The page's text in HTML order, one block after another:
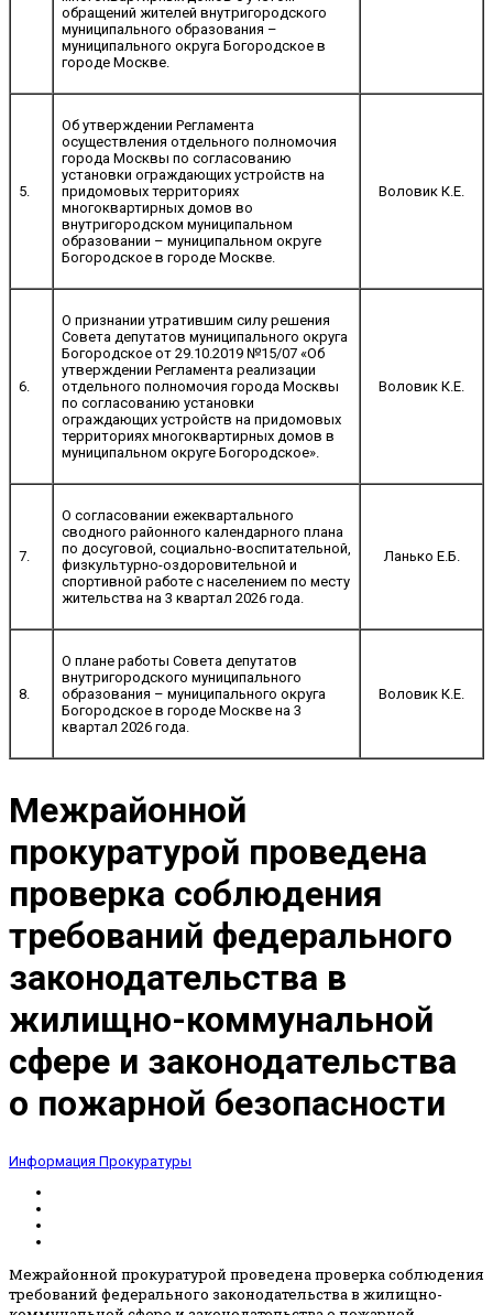
обращений жителей внутригородского
муниципального образования –
муниципального округа Богородское в
городе Москве.
5.
Об утверждении Регламента
осуществления отдельного полномочия
города Москвы по согласованию
установки ограждающих устройств на
придомовых территориях
многоквартирных домов во
внутригородском муниципальном
образовании – муниципальном округе
Богородское в городе Москве.
Воловик К.Е.
6.
О признании утратившим силу решения
Совета депутатов муниципального округа
Богородское от 29.10.2019 №15/07 «Об
утверждении Регламента реализации
отдельного полномочия города Москвы
по согласованию установки
ограждающих устройств на придомовых
территориях многоквартирных домов в
муниципальном округе Богородское».
Воловик К.Е.
7.
О согласовании ежеквартального
сводного районного календарного плана
по досуговой, социально-воспитательной,
физкультурно-оздоровительной и
спортивной работе с населением по месту
жительства на 3 квартал 2026 года.
Ланько Е.Б.
8.
О плане работы Совета депутатов
внутригородского муниципального
образования – муниципального округа
Богородское в городе Москве на 3
квартал 2026 года.
Воловик К.Е.
Межрайонной
прокуратурой проведена
проверка соблюдения
требований федерального
законодательства в
жилищно-коммунальной
сфере и законодательства
о пожарной безопасности
Информация Прокуратуры
Межрайонной прокуратурой проведена проверка соблюдения
требований федерального законодательства в жилищно-